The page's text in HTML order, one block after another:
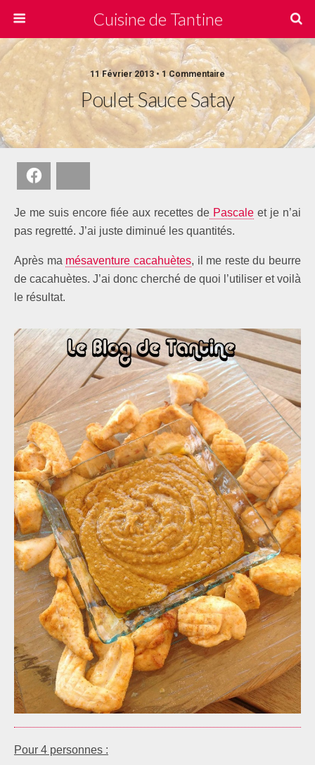
Cuisine de Tantine
11 Février 2013 • 1 Commentaire
Poulet Sauce Satay
Je me suis encore fiée aux recettes de Pascale et je n’ai
pas regretté. J’ai juste diminué les quantités.
Après ma mésaventure cacahuètes, il me reste du beurre
de cacahuètes. J’ai donc cherché de quoi l’utiliser et voilà
le résultat.
Pour 4 personnes :